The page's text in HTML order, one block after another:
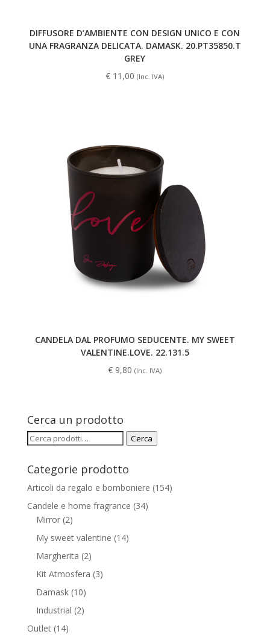
DIFFUSORE D’AMBIENTE CON DESIGN UNICO E CON
UNA FRAGRANZA DELICATA. DAMASK. 20.PT35850.T
GREY
€ 11,00 (Inc. IVA)
CANDELA DAL PROFUMO SEDUCENTE. MY SWEET
VALENTINE.LOVE. 22.131.5
€ 9,80 (Inc. IVA)
Cerca un prodotto
Cerca: Cerca
Categorie prodotto
Articoli da regalo e bomboniere (154)
Candele e home fragrance (34)
Mirror (2)
My sweet valentine (14)
Margherita (2)
Kit Atmosfera (3)
Damask (10)
Industrial (2)
Outlet (14)